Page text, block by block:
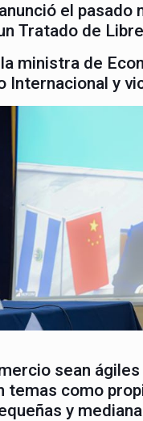
el
Tratado de
ministra de
y
sean
temas como
y